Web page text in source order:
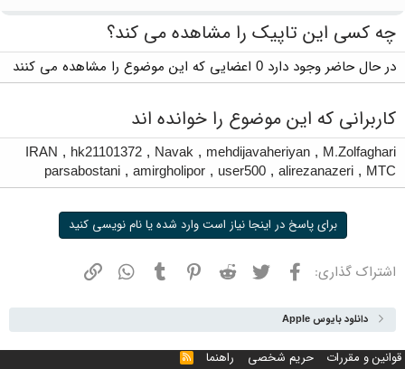
چه کسی این تاپیک را مشاهده می کند؟
در حال حاضر وجود دارد 0 اعضایی که این موضوع را مشاهده می کنند
کاربرانی که این موضوع را خوانده اند
M.Zolfaghari
,
mehdijavaheriyan
,
Navak
,
hk21101372
,
IRAN
MTC
,
alirezanazeri
,
user500
,
amirgholipor
,
parsabostani
برای پاسخ در اینجا نیاز است وارد شده یا نام نویسی کنید
اشتراک گذاری: فیسبوک توییتر ردیت پینترستتامبلر واتسپ
دانلود بایوس Apple
قوانین و مقررات حریم شخصی راهنما خوراک